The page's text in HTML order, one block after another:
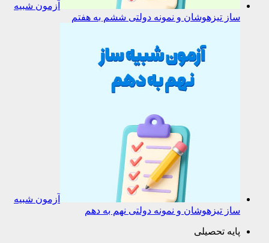
آزمون شبیه
ساز تیزهوشان و نمونه دولتی ششم به هفتم
آزمون شبیه
ساز تیزهوشان و نمونه دولتی نهم به دهم
پایه تحصیلی